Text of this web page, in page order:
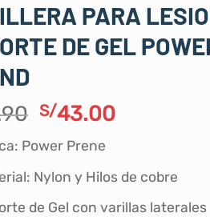
PARA
DE GEL
El
precio
original
era:
S/49.90.
S/43.00El
es:
S/43.00.
Power Prene
Nylon y Hilos de cobre
de Gel con varillas laterales